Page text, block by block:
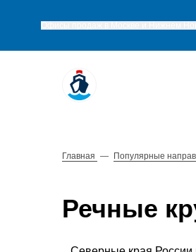
Главная — Популярные
Речные